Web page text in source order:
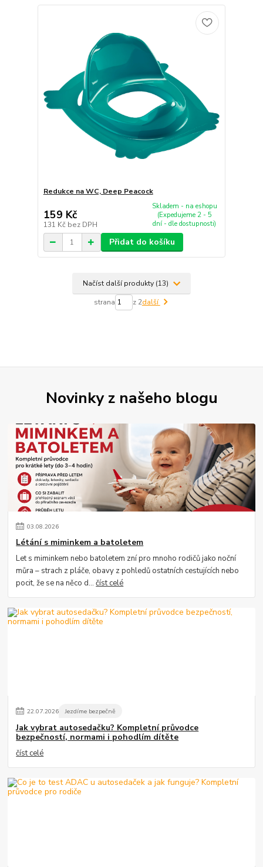
Redukce na WC, Deep Peacock
159 Kč
131 Kč bez DPH
Skladem - na eshopu
(Expedujeme 2 - 5
dní - dle dostupnosti)
Přidat do košíku
Načíst další produkty (13)
strana z 2další
Novinky z našeho blogu
03.08.2026
Létání s miminkem a batoletem
Let s miminkem nebo batoletem zní pro mnoho rodičů jako noční
můra – strach z pláče, obavy z pohledů ostatních cestujících nebo
pocit, že se na něco d...číst celé
22.07.2026 Jezdíme bezpečně
Jak vybrat autosedačku? Kompletní průvodce
bezpečností, normami i pohodlím dítěte
číst celé